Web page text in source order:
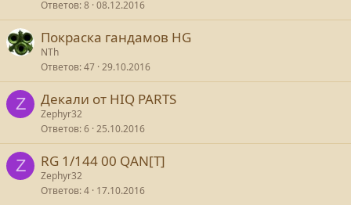
Ответов 8 08.12.2016
Покраска гандамов HG
NTh
Ответов 47 29.10.2016
Z Декали от HIQ PARTS
Zephyr32
Ответов 6 25.10.2016
Z RG 1/144 00 QAN[T]
Zephyr32
Ответов 4 17.10.2016